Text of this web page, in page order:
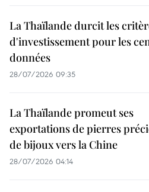
La Thaïlande durcit les
d'investissement pour les
données
28/07/2026 09:35
La Thaïlande promeut ses
exportations de pierres
de bijoux vers la Chine
28/07/2026 04:14